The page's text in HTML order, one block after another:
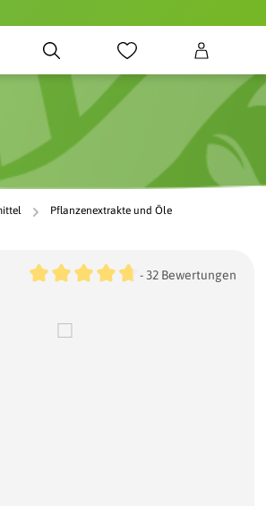
Pflanzenextrakte und Öle
Durchschnittliche Bewertung
- 32 Bewertungen